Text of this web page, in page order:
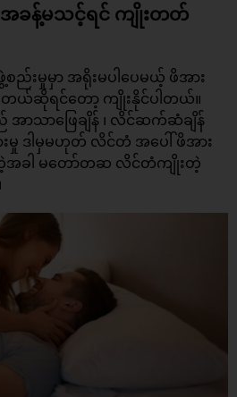
အခန့်မသင့်ရင် ကျိုးတတ်
းမှုမှာ အရိုးမပါပေမယ့် ဖိအား
ရှိတယ်ဆိုရင်တော့ ကျိုးနိုင်ပါတယ်။
သာဖြေချိန် ၊ လိင်ဆက်ဆံချိန်
မှု ဒါမှမဟုတ် လိင်တံ အပေါ် ဖိအား
အခါ မတော်တဆ လိင်တံကျိုးတဲ့